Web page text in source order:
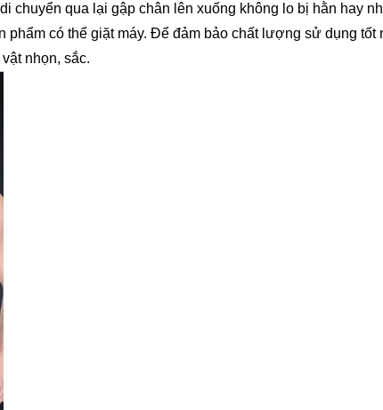
chuyển qua lại gập chân lên xuống không lo bị hằn hay
phẩm có thể giặt máy. Để đảm bảo chất lượng sử dụng
nhọn, sắc.